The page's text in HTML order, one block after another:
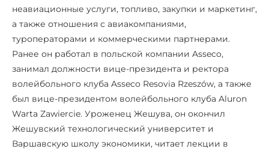
неавиационные услуги, топливо, закупки и маркетинг,
а также отношения с авиакомпаниями,
туроператорами и коммерческими партнерами.
Ранее он работал в польской компании Asseco,
занимал должности вице-президента и ректора
волейбольного клуба Asseco Resovia Rzeszów, а также
был вице-президентом волейбольного клуба Aluron
Warta Zawiercie. Уроженец Жешува, он окончил
Жешувский технологический университет и
Варшавскую школу экономики, читает лекции в